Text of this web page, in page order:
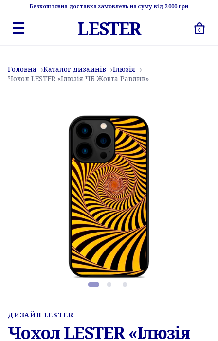
Безкоштовна доставка замовлень на суму від 2 000 грн
☰ LESTER 0
Головна→Каталог дизайнів→Ілюзія→
Чохол LESTER «Ілюзія ЧБ Жовта Равлик»
ДИЗАЙН LESTER
Чохол LESTER «Ілюзія